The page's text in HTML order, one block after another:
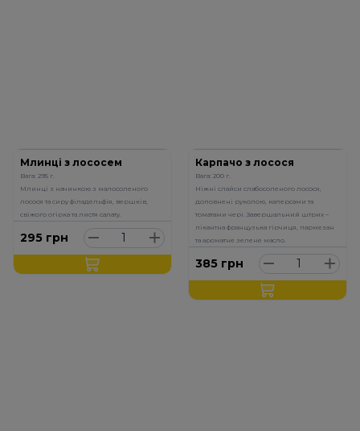
Млинці з лососем
Вага: 295 г.
Млинці з начинкою з малосоленого
лосося та сиру філадельфія, вершків,
свіжого огірка та листя салату.
295 грн
Карпачо з лосося
Вага: 200 г.
Ніжні слайси слабосоленого лосося,
доповнені руколою, каперсами та
томатами чері. Завершальний штрих –
пікантна французька гірчиця, пармезан
та ароматне зелене масло.
385 грн